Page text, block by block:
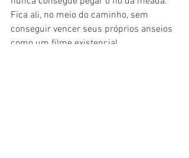
Fica ali, no meio do caminho, sem
conseguir vencer seus próprios anseios
como um filme existencial.